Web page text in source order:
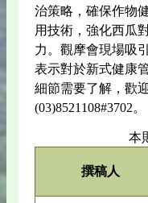
治策略，確保作物
用技術，強化西瓜
力。觀摩會現場吸
表示對於新式健康
細節需要了解，歡
(03)8521108#3702。
本
撰稿人